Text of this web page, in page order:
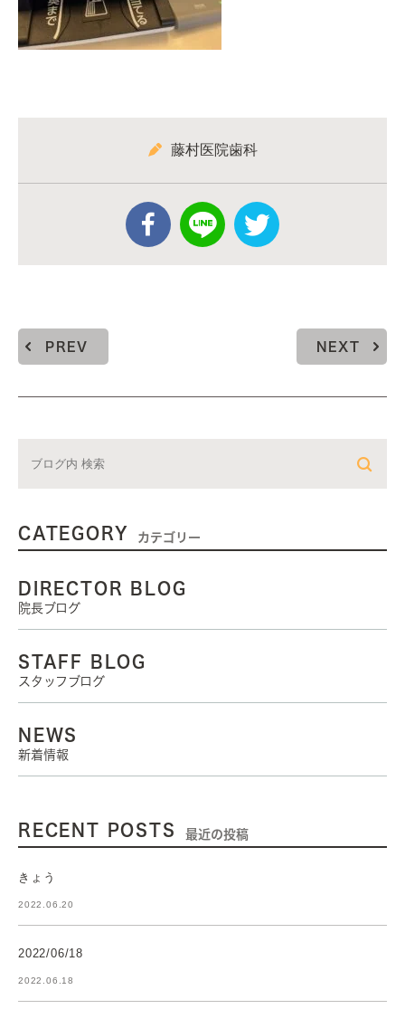
藤村医院歯科
PREV NEXT
CATEGORY カテゴリー
DIRECTOR BLOG
院長ブログ
STAFF BLOG
スタッフブログ
NEWS
新着情報
RECENT POSTS 最近の投稿
きょう
2022.06.20
2022/06/18
2022.06.18